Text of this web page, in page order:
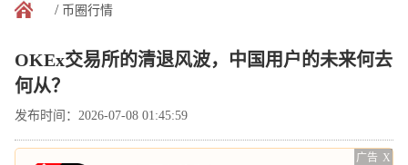
/ 币圈行情
OKEx交易所的清退风波，中国用户的未来何去
何从？
发布时间：2026-07-08 01:45:59
广告 X